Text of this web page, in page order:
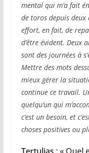
mental qui m’a fait
de toros depuis deux
effort, en fait, de
d’être évident. Deux
sont des journées à
Mettre des mots
mieux gérer la
continue ce travail.
quelqu’un qui
c’est un besoin, et
choses positives ou